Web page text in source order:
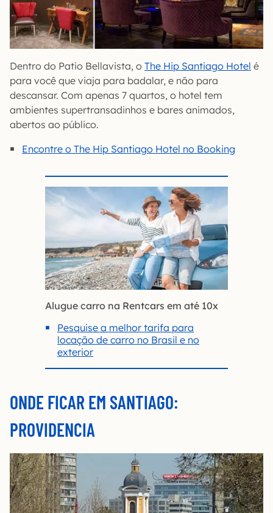
Dentro do Patio Bellavista, o The Hip Santiago Hotel é
para você que viaja para badalar, e não para
descansar. Com apenas 7 quartos, o hotel tem
ambientes supertransadinhos e bares animados,
abertos ao público.
Encontre o The Hip Santiago Hotel no Booking
Alugue carro na Rentcars em até 10x
Pesquise a melhor tarifa para
locação de carro no Brasil e no
exterior
ONDE FICAR EM SANTIAGO:
PROVIDENCIA